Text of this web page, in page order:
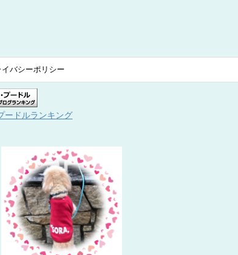
イバシーポリシー
ードルランキング